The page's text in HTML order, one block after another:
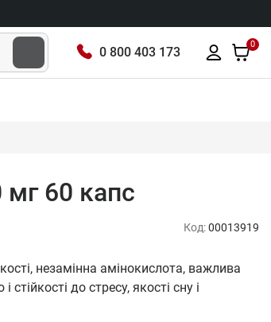
0 800 403 173
0
60 капс
Код:00013919
незамінна амінокислота, важлива
до стресу, якості сну і